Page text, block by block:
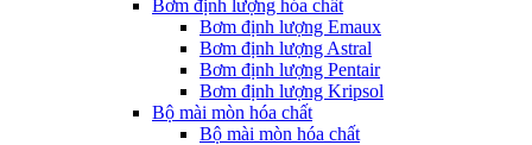
Bơm định lượng hóa chất
Bơm định lượng Emaux
Bơm định lượng Astral
Bơm định lượng Pentair
Bơm định lượng Kripsol
Bộ mài mòn hóa chất
Bộ mài mòn hóa chất